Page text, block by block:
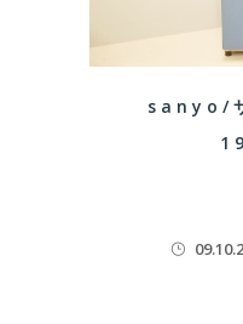
sanyo/